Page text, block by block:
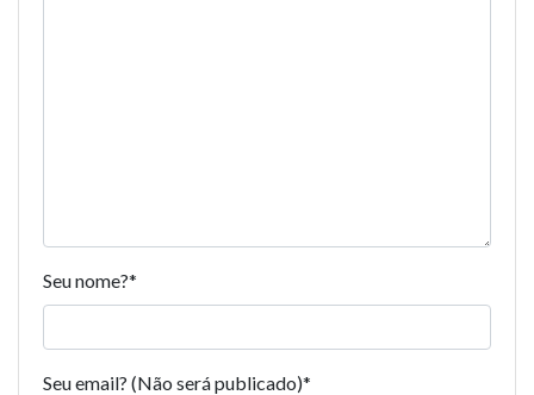
Seu nome?*
Seu email? (Não será publicado)*